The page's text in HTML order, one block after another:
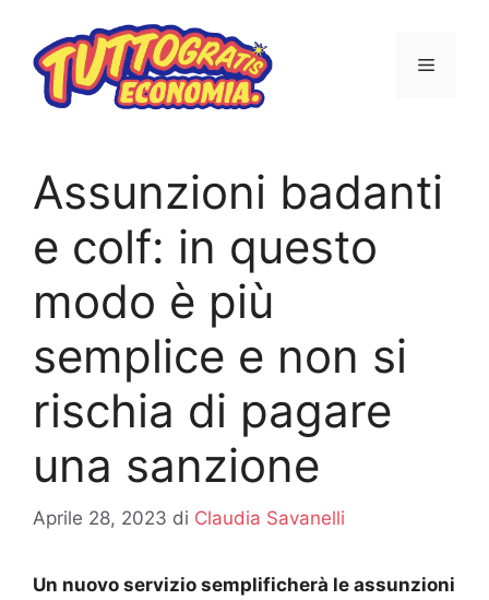
contenuto
MENU
Assunzioni badanti
e colf: in questo
modo è più
semplice e non si
rischia di pagare
una sanzione
Aprile 28, 2023 di Claudia Savanelli
Un nuovo servizio semplificherà le assunzioni